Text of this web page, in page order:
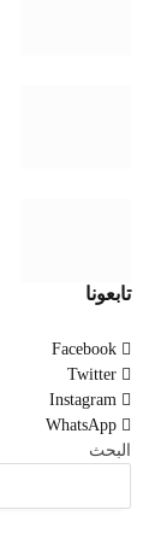
تابعونا
Facebook
Twitter
Instagram
WhatsApp
البحث